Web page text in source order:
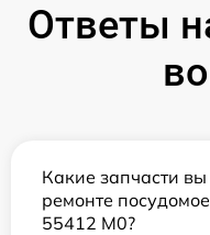
Ответы
Какие запчасти
ремонте
55412 M0?